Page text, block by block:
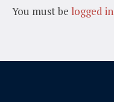
You must be logged in